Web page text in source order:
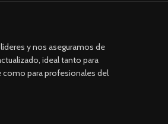
y nos aseguramos de
ideal tanto para
como para profesionales del